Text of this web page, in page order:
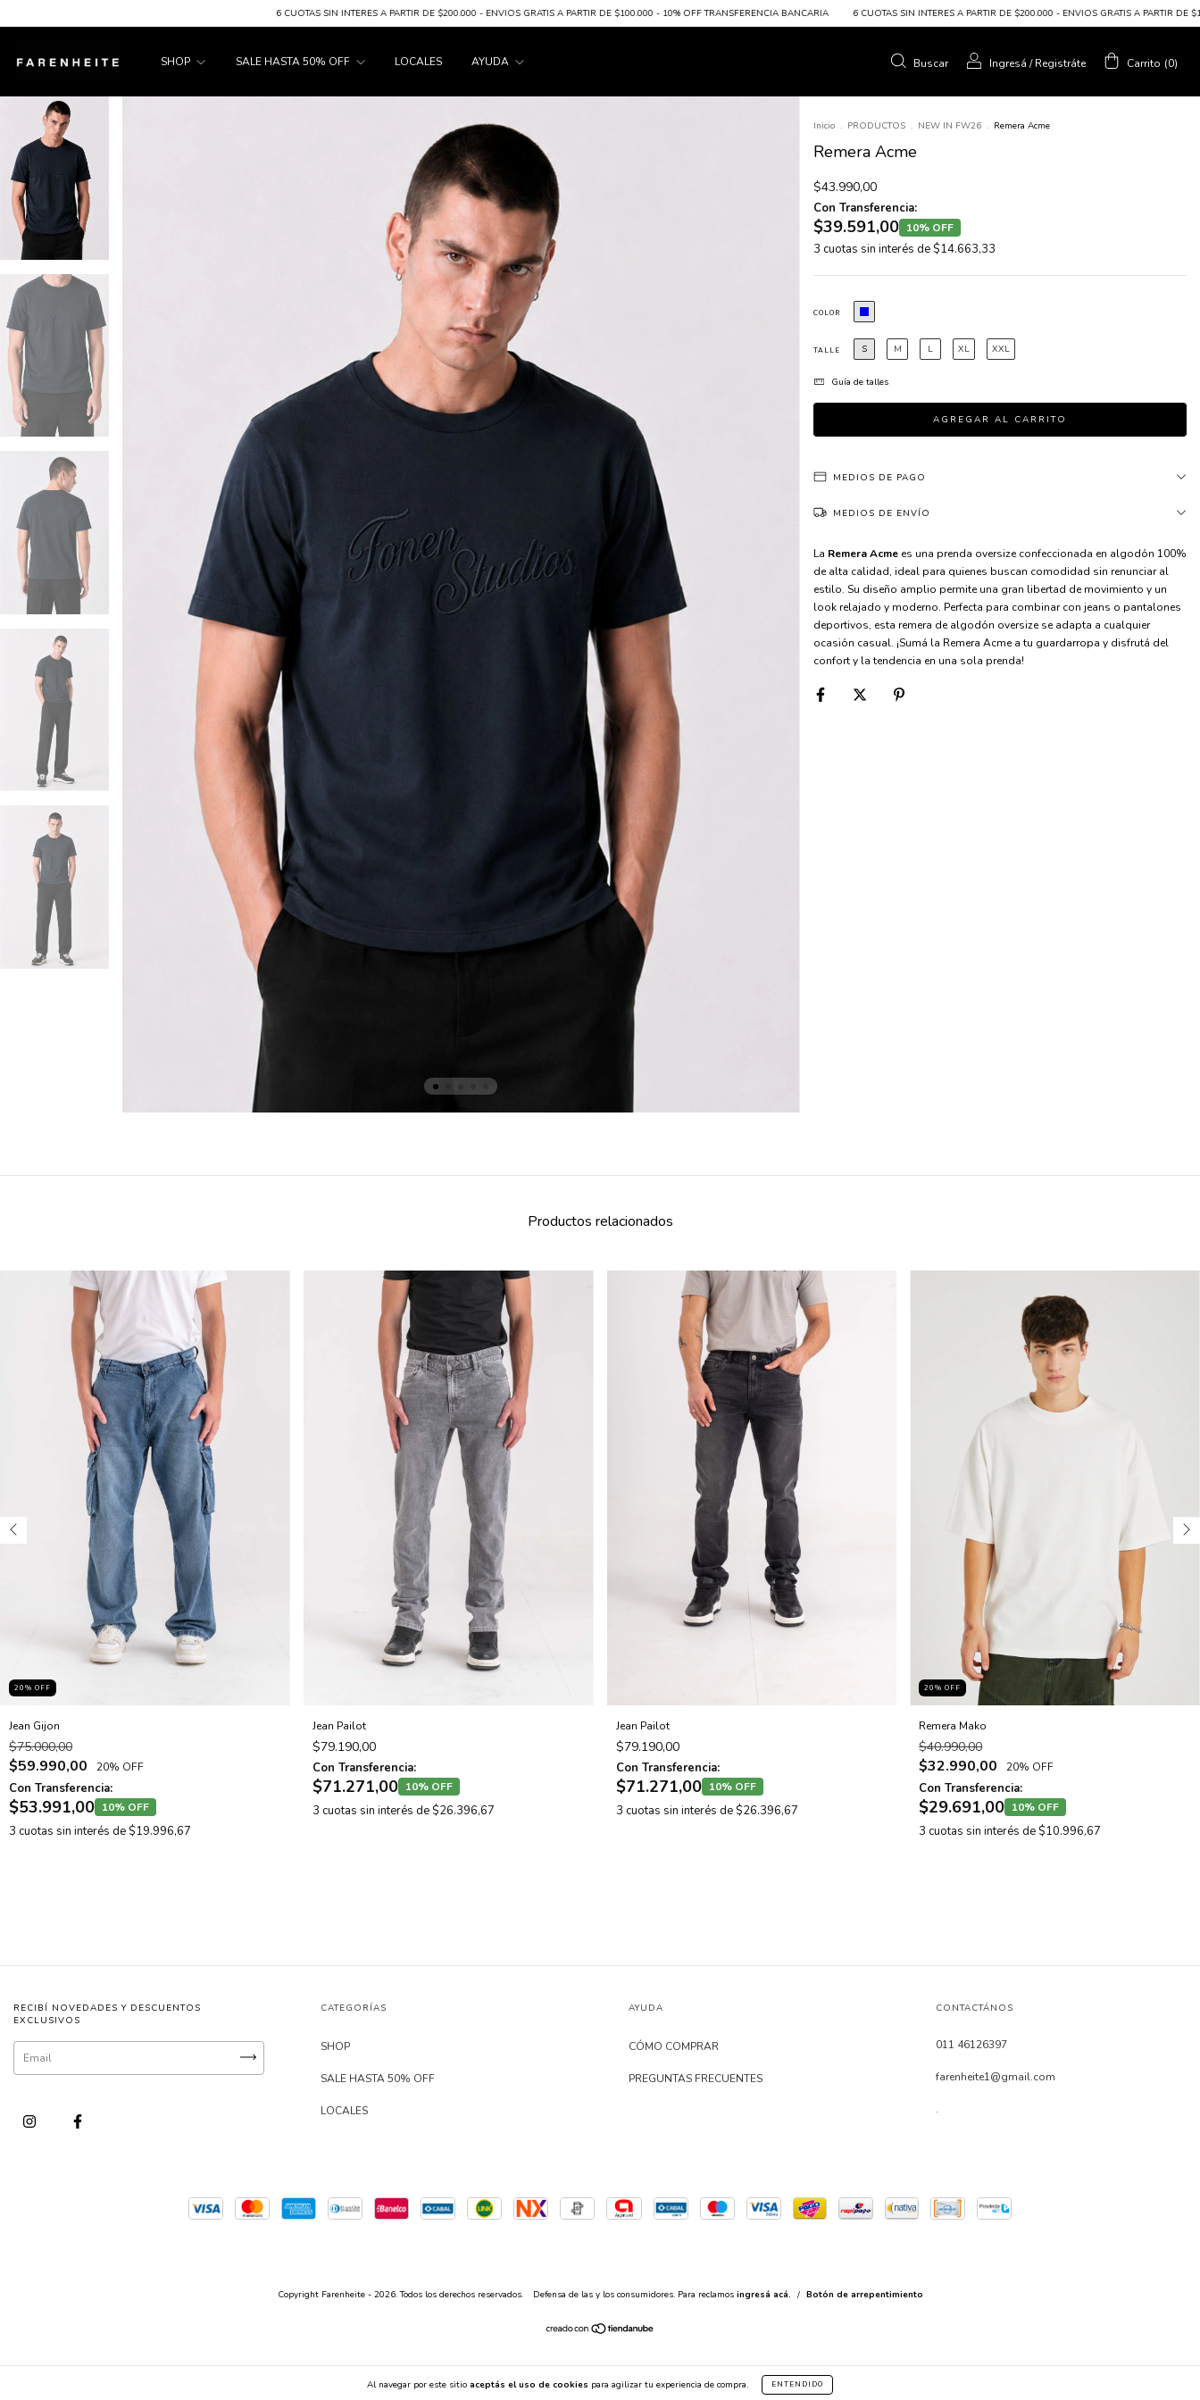
6 CUOTAS SIN INTERES A PARTIR DE $200.000 - ENVIOS GRATIS A PARTIR DE $100.000 - 10% OFF TRANSFERENCIA BANCARIA 6 CUOTAS SIN INTERES A PARTIR DE $200.000 - ENVIOS GRATIS A PARTIR DE $100.000 - 10%
SHOP SALE HASTA 50% OFF LOCALES AYUDA Buscar Ingresá /Registráte Carrito (0)
Al navegar por este sitio aceptás el uso de cookies para agilizar tu experiencia de compra. ENTENDIDO
Inicio . PRODUCTOS . NEW IN FW26 . Remera Acme
Remera Acme
$43.990,00
Con Transferencia:
$39.591,00 10% OFF
3 cuotas sin interés de $14.663,33
COLOR
TALLE S M L XL XXL
Guía de talles
MEDIOS DE PAGO
MEDIOS DE ENVÍO
La Remera Acme es una prenda oversize confeccionada en algodón 100%
de alta calidad, ideal para quienes buscan comodidad sin renunciar al
estilo. Su diseño amplio permite una gran libertad de movimiento y un
look relajado y moderno. Perfecta para combinar con jeans o pantalones
deportivos, esta remera de algodón oversize se adapta a cualquier
ocasión casual. ¡Sumá la Remera Acme a tu guardarropa y disfrutá del
confort y la tendencia en una sola prenda!
Productos relacionados
20% OFF
Jean Gijon
$75.000,00
$59.990,00 20% OFF
Con Transferencia:
$53.991,00 10% OFF
3 cuotas sin interés de $19.996,67
Jean Pailot
$79.190,00
Con Transferencia:
$71.271,00 10% OFF
3 cuotas sin interés de $26.396,67
Jean Pailot
$79.190,00
Con Transferencia:
$71.271,00 10% OFF
3 cuotas sin interés de $26.396,67
20% OFF
Remera Mako
$40.990,00
$32.990,00 20% OFF
Con Transferencia:
$29.691,00 10% OFF
3 cuotas sin interés de $10.996,67
RECIBÍ NOVEDADES Y DESCUENTOS
EXCLUSIVOS
CATEGORÍAS
SHOP
SALE HASTA 50% OFF
LOCALES
AYUDA
CÓMO COMPRAR
PREGUNTAS FRECUENTES
CONTACTÁNOS
011 46126397
farenheite1@gmail.com
.
Copyright Farenheite - 2026. Todos los derechos reservados. Defensa de las y los consumidores. Para reclamos ingresá acá. / Botón de arrepentimiento